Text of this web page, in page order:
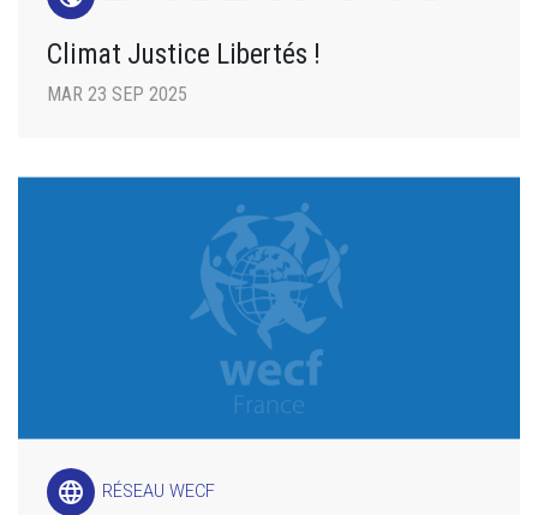
Climat Justice Libertés !
MAR 23 SEP 2025
language RÉSEAU WECF